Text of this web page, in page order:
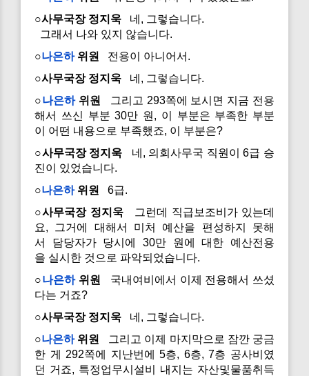
○사무국장 정지욱 네, 그렇습니다.
그래서 나와 있지 않습니다.
○나은하위원
전용이 아니어서.
○사무국장 정지욱 네, 그렇습니다.
○나은하위원
그리고 293쪽에 보시면 지금 전용
해서 쓰신 부분 30만 원, 이 부분은 부족한 부분
이 어떤 내용으로 부족했죠, 이 부분은?
○사무국장 정지욱 네, 의회사무국 직원이 6급 승
진이 있었습니다.
○나은하위원
6급.
○사무국장 정지욱그런데 직급보조비가 있는데
요, 그거에 대해서 미처 예산을 편성하지 못해
서 담당자가 당시에 30만 원에 대한 예산전용
을 실시한 것으로 파악되었습니다.
○나은하위원
국내여비에서 이제 전용해서 쓰셨
다는 거죠?
○사무국장 정지욱 네, 그렇습니다.
○나은하위원
그리고 이제 마지막으로 잠깐 궁금
한 게 292쪽에 지난번에 5층, 6층, 7층 공사비였
던 거죠, 특정업무시설비 내지는 자산및물품취득